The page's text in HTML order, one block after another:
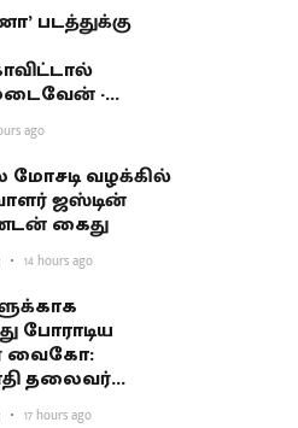
படத்துக்கு
-
முதல்வர்
ago
மோசடி வழக்கில்
ஜஸ்டின்
கைது
14 hours ago
போராடிய
வைகோ:
தலைவர்
17 hours ago